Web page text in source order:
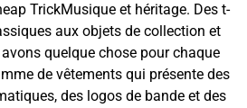
TrickMusique et héritage. Des t-
aux objets de collection et
quelque chose pour chaque
de vêtements qui présente des
des logos de bande et des